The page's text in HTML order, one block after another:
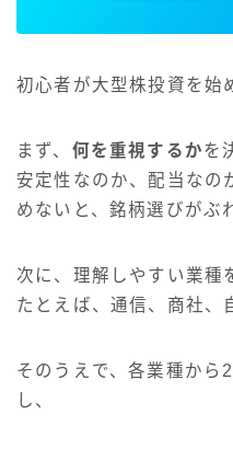
初心者が大型株投資を始
まず、 何を重視するかを
安定性なのか、配当なの
めないと、銘柄選びがぶ
次に、理解しやすい業種
たとえば、通信、商社、
そのうえで、各業種から
し、